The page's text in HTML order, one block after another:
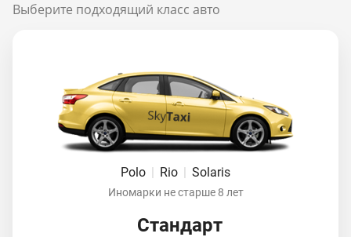
Выберите подходящий класс авто
Polo | Rio | Solaris
Иномарки не старше 8 лет
Стандарт